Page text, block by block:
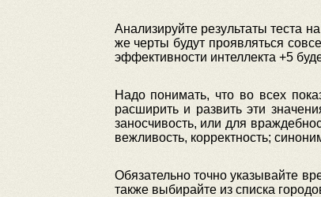
Анализируйте результаты теста
же черты будут проявляться
эффективности интеллекта +5
Надо понимать, что во всех
расширить и развить эти
заносчивость, или для
вежливость, корректность;
Обязательно точно указывайте
также выбирайте из списка